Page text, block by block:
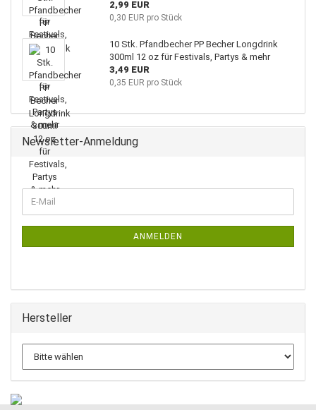
2,99 EUR
0,30 EUR pro Stück
10 Stk. Pfandbecher PP Becher Longdrink
300ml 12 oz für Festivals, Partys & mehr
3,49 EUR
0,35 EUR pro Stück
Newsletter-Anmeldung
ZUR
NEWSLETTER-
E-
Mail
ANMELDEN
Hersteller